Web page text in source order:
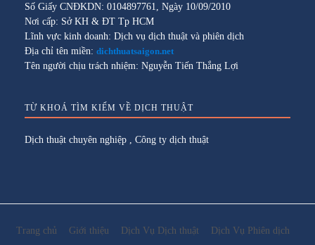
Số Giấy CNĐKDN: 0104897761, Ngày 10/09/2010
Nơi cấp: Sở KH & ĐT Tp HCM
Lĩnh vực kinh doanh: Dịch vụ dịch thuật và phiên dịch
Địa chỉ tên miền: dichthuatsaigon.net
Tên người chịu trách nhiệm: Nguyễn Tiến Thắng Lợi
TỪ KHOÁ TÌM KIẾM VỀ DỊCH THUẬT
Dịch thuật chuyên nghiệp , Công ty dịch thuật
Trang chủ Giới thiệu Dịch Vụ Dịch thuật Dịch Vụ Phiên dịch